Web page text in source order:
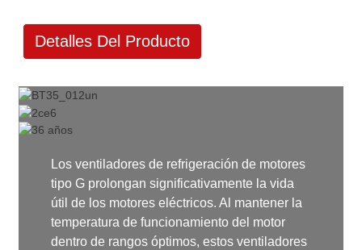
Detalles Del Producto
Los ventiladores de refrigeración de motores
tipo G prolongan significativamente la vida
útil de los motores eléctricos. Al mantener la
temperatura de funcionamiento del motor
dentro de rangos óptimos, estos ventiladores